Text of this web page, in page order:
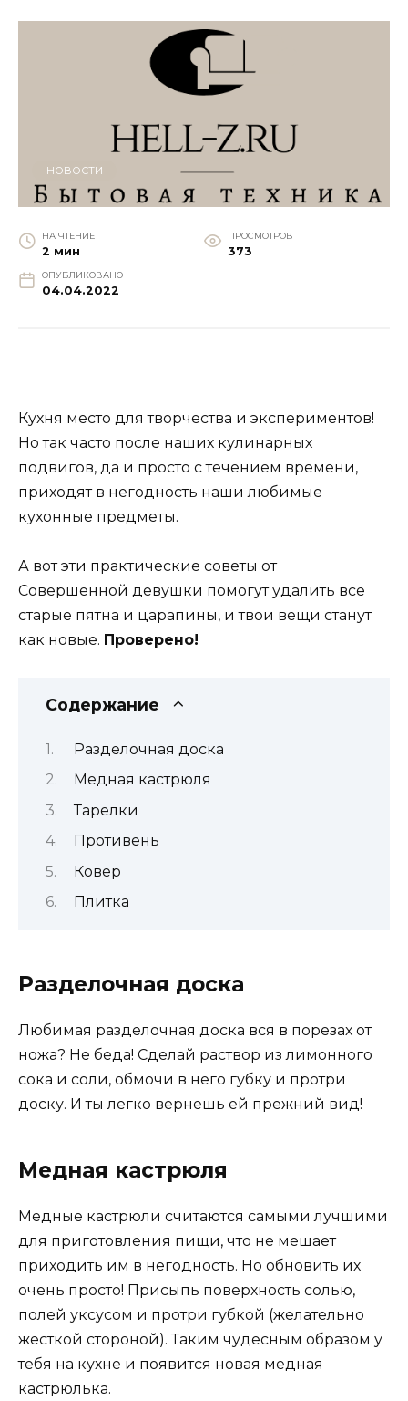
НОВОСТИ
НА ЧТЕНИЕ
2 мин
ПРОСМОТРОВ
373
ОПУБЛИКОВАНО
04.04.2022
Кухня место для творчества и экспериментов!
Но так часто после наших кулинарных
подвигов, да и просто с течением времени,
приходят в негодность наши любимые
кухонные предметы.
А вот эти практические советы от
Совершенной девушки помогут удалить все
старые пятна и царапины, и твои вещи станут
как новые. Проверено!
Содержание
Разделочная доска
Медная кастрюля
Тарелки
Противень
Ковер
Плитка
Разделочная доска
Любимая разделочная доска вся в порезах от
ножа? Не беда! Сделай раствор из лимонного
сока и соли, обмочи в него губку и протри
доску. И ты легко вернешь ей прежний вид!
Медная кастрюля
Медные кастрюли считаются самыми лучшими
для приготовления пищи, что не мешает
приходить им в негодность. Но обновить их
очень просто! Присыпь поверхность солью,
полей уксусом и протри губкой (желательно
жесткой стороной). Таким чудесным образом у
тебя на кухне и появится новая медная
кастрюлька.